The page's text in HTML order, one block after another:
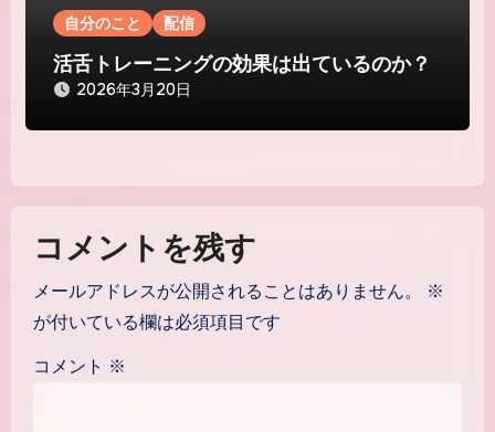
自分のこと 配信
活舌トレーニングの効果は出ているのか？
2026年3月20日
コメントを残す
メールアドレスが公開されることはありません。
※
が付いている欄は必須項目です
コメント ※